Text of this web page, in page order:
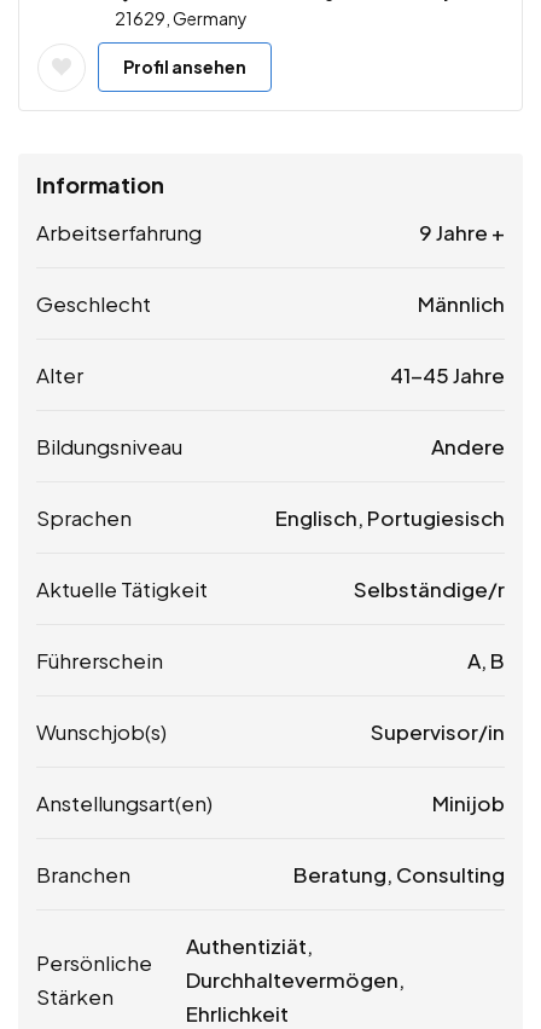
21629, Germany
Profil ansehen
Information
Arbeitserfahrung 9 Jahre +
Geschlecht Männlich
Alter 41-45 Jahre
Bildungsniveau Andere
Sprachen Englisch, Portugiesisch
Aktuelle Tätigkeit Selbständige/r
Führerschein A, B
Wunschjob(s) Supervisor/in
Anstellungsart(en) Minijob
Branchen Beratung, Consulting
Persönliche
Stärken
Authentiziät,
Durchhaltevermögen,
Ehrlichkeit